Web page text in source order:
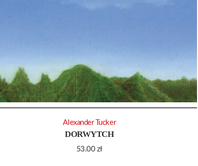
DORWYTCH
53.00 zł
Alexander Tucker